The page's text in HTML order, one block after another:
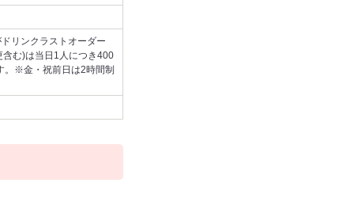
リンクラストオーダー
む)は当日1人につき400
。※金・祝前日は2時間制